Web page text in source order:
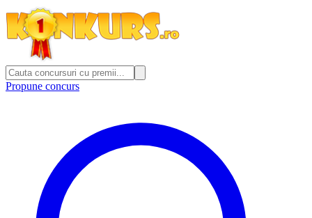
Propune concurs